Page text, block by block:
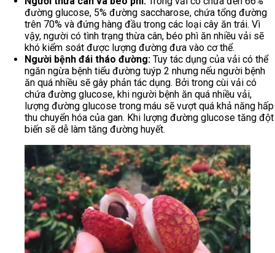
đường glucose, 5% đường saccharose, chứa tổng đường
trên 70% và đứng hàng đầu trong các loại cây ăn trái. Vì
vậy, người có tình trạng thừa cân, béo phì ăn nhiều vải sẽ
khó kiểm soát được lượng đường đưa vào cơ thể.
Người bệnh đái tháo đường: Tuy tác dụng của vải có thể
ngăn ngừa bệnh tiểu đường tuýp 2 nhưng nếu người bệnh
ăn quá nhiều sẽ gây phản tác dụng. Bởi trong cùi vải có
chứa đường glucose, khi người bệnh ăn quá nhiều vải,
lượng đường glucose trong máu sẽ vượt quá khả năng hấp
thu chuyển hóa của gan. Khi lượng đường glucose tăng đột
biến sẽ dễ làm tăng đường huyết.